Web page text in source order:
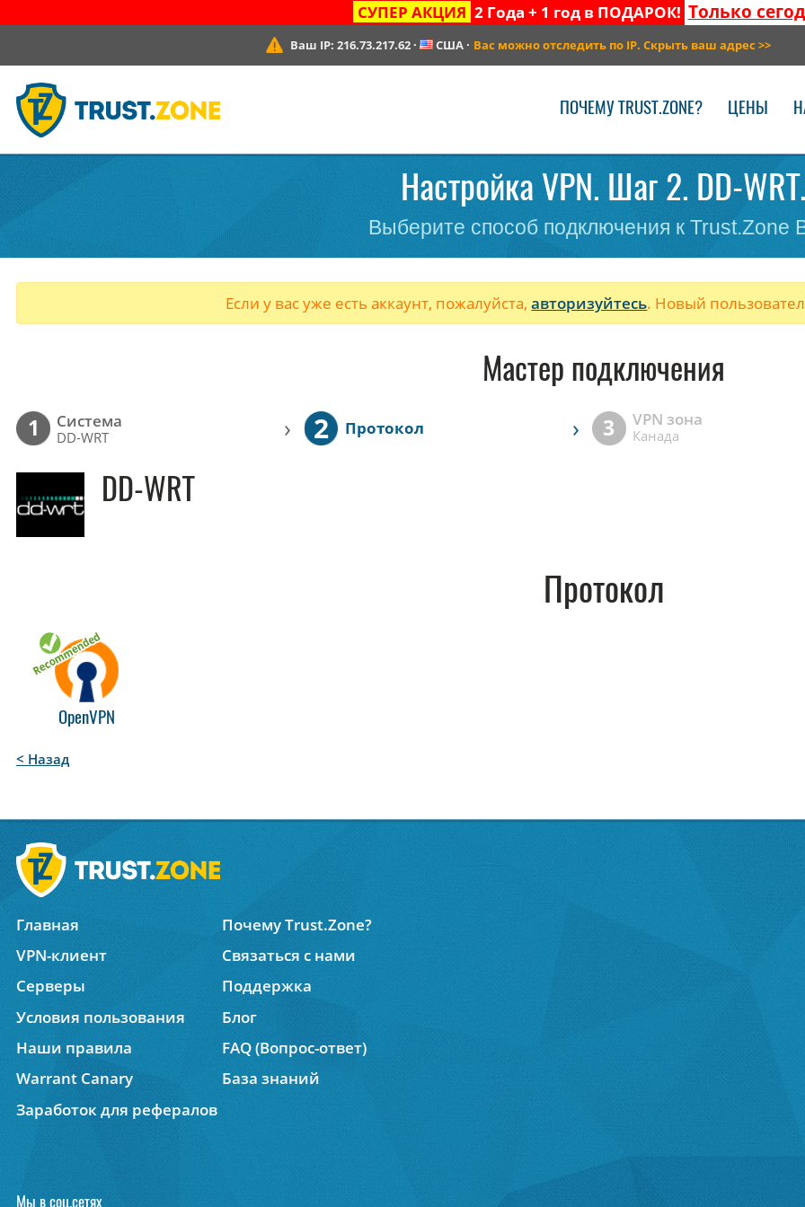
СУПЕР АКЦИЯ 2 Года + 1 год в ПОДАРОК! Только
Ваш IP: 216.73.217.62· США · Вас можно отследить по IP. Скрыть ваш адрес >>
ПОЧЕМУ TRUST.ZONE? ЦЕНЫ
Настройка VPN. Шаг 2. DD-WRT.
Выберите способ подключения к Trust.Zone
Если у вас уже есть аккаунт, пожалуйста,авторизуйтесь. Новый
Мастер подключения
1 Cистема
DD-WRT › 2 Протокол › 3 VPN зона
Канада
DD-WRT
Протокол
OpenVPN
< Назад
Главная
Почему Trust.Zone?
VPN-клиент
Связаться с нами
Серверы
Поддержка
Условия пользования
Блог
Наши правила
FAQ (Вопрос-ответ)
Warrant Canary
База знаний
Заработок для рефералов
Мы в соц.сетях